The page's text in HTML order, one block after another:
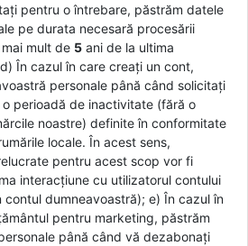
pentru o întrebare, păstrăm datele
pe durata necesară procesării
mult de 5ani de la ultima
În cazul în care creați un cont,
personale până când solicitați
perioadă de inactivitate (fără o
noastre) definite în conformitate
locale. În acest sens,
pentru acest scop vor fi
interacțiune cu utilizatorul contului
dumneavoastră); e) În cazul în
pentru marketing, păstrăm
până când vă dezabonați